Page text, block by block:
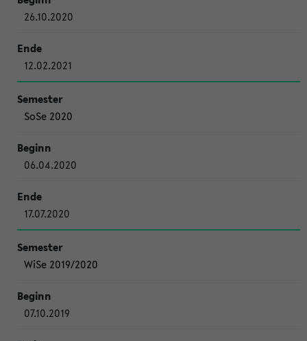
26.10.2020
12.02.2021
SoSe 2020
06.04.2020
17.07.2020
WiSe 2019/2020
07.10.2019